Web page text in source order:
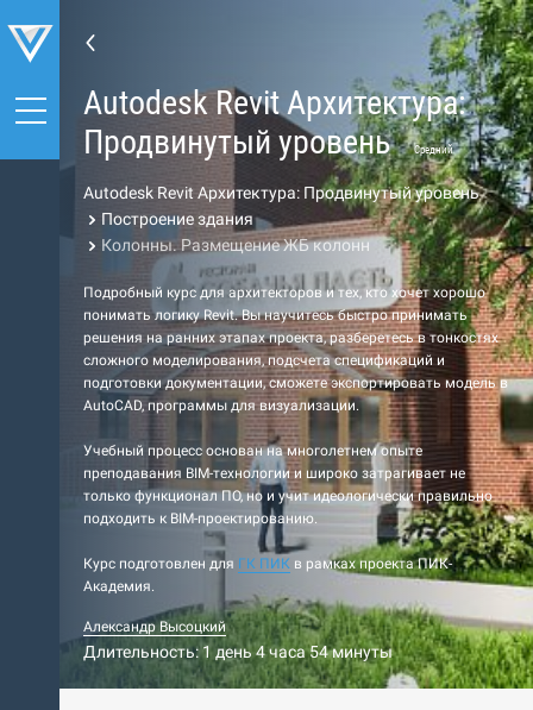
Autodesk Revit Архитектура:
Продвинутый уровень
Средний
Autodesk Revit Архитектура: Продвинутый уровень
Построение здания
Колонны. Размещение ЖБ колонн
Подробный курс для архитекторов и тех, кто хочет хорошо
понимать логику Revit. Вы научитесь быстро принимать
решения на ранних этапах проекта, разберетесь в тонкостях
сложного моделирования, подсчета спецификаций и
подготовки документации, сможете экспортировать модель в
AutoCAD, программы для визуализации.
Учебный процесс основан на многолетнем опыте
преподавания BIM-технологии и широко затрагивает не
только функционал ПО, но и учит идеологически правильно
подходить к BIM-проектированию.
Курс подготовлен для ГК ПИК в рамках проекта ПИК-
Академия.
Александр Высоцкий
Длительность: 1 день 4 часа 54 минуты